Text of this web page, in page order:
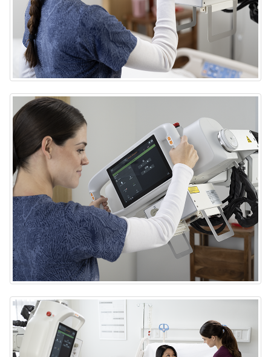
Sistema portátil de rayos X DRX-Rise
Sistema portátil de rayos X DRX-Rise